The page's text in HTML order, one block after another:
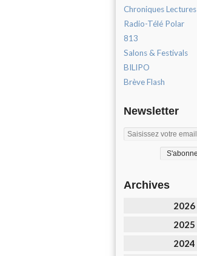
Chroniques Lectures
Radio-Télé Polar
813
Salons & Festivals
BILIPO
Brève Flash
Newsletter
Archives
2026
2025
2024